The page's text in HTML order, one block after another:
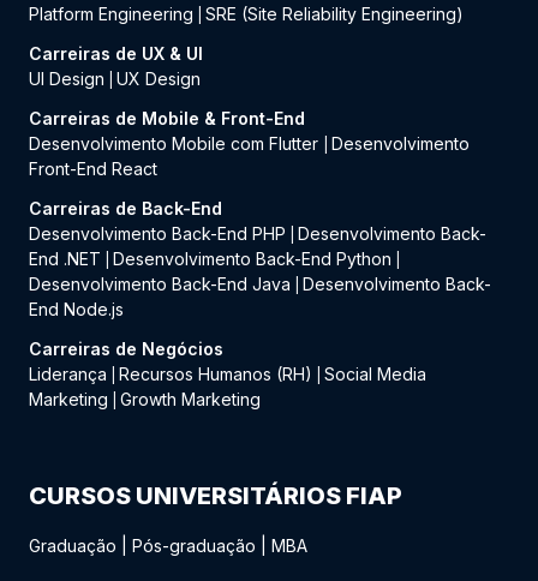
Platform Engineering
SRE (Site Reliability Engineering)
Carreiras de UX & UI
UI Design
UX Design
Carreiras de Mobile & Front-End
Desenvolvimento Mobile com Flutter
Desenvolvimento
Front-End React
Carreiras de Back-End
Desenvolvimento Back-End PHP
Desenvolvimento Back-
End .NET
Desenvolvimento Back-End Python
Desenvolvimento Back-End Java
Desenvolvimento Back-
End Node.js
Carreiras de Negócios
Liderança
Recursos Humanos (RH)
Social Media
Marketing
Growth Marketing
CURSOS UNIVERSITÁRIOS FIAP
Graduação Pós-graduação MBA